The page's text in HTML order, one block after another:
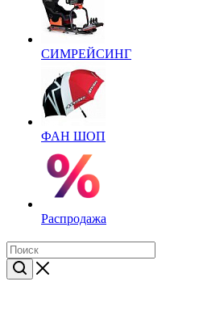
СИМРЕЙСИНГ
ФАН ШОП
Распродажа